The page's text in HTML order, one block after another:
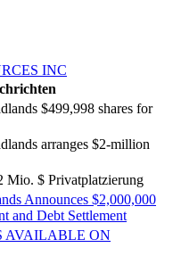
INC
$499,998 shares for
arranges $2-million
Mio. $ Privatplatzierung
Announces $2,000,000
and Debt Settlement
AVAILABLE ON